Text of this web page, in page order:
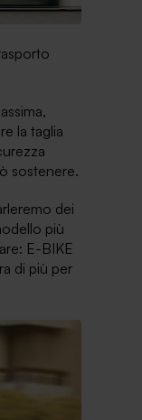
la taglia
sostenere.
dei
più
E-BIKE
di più per